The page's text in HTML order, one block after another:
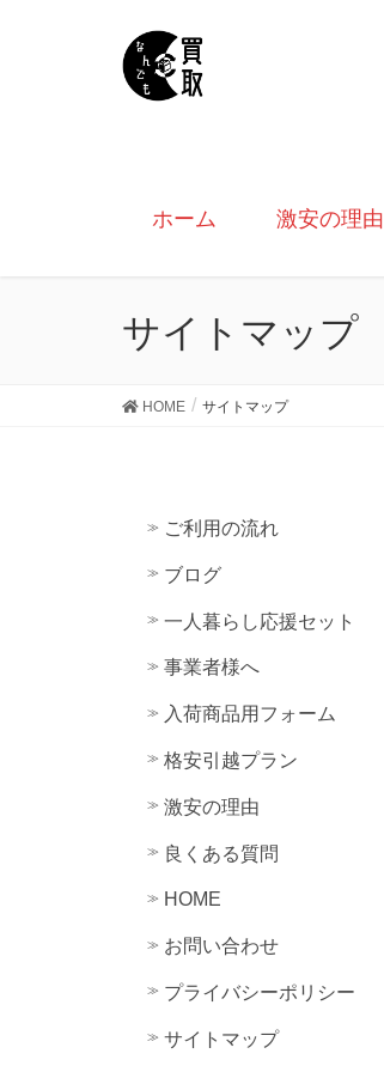
ホーム 激安の理由
サイトマップ
HOME サイトマップ
ご利用の流れ
ブログ
一人暮らし応援セット
事業者様へ
入荷商品用フォーム
格安引越プラン
激安の理由
良くある質問
HOME
お問い合わせ
プライバシーポリシー
サイトマップ